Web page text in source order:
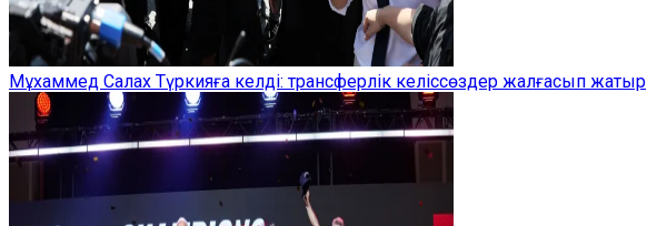
Мұхаммед Салах Түркияға келді: трансферлік келіссөздер жалғасып жатыр